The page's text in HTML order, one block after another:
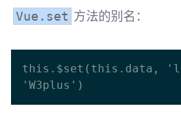
Vue.set 方法的别名：
this.$set(this.data,